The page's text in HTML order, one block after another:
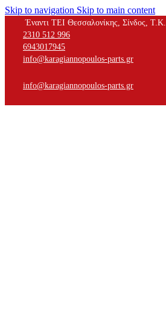
Skip to navigation Skip to main content
Έναντι ΤΕΙ Θεσσαλονίκης, Σίνδος,
2310 512 996
6943017945
info@karagiannopoulos-parts.gr
info@karagiannopoulos-parts.gr